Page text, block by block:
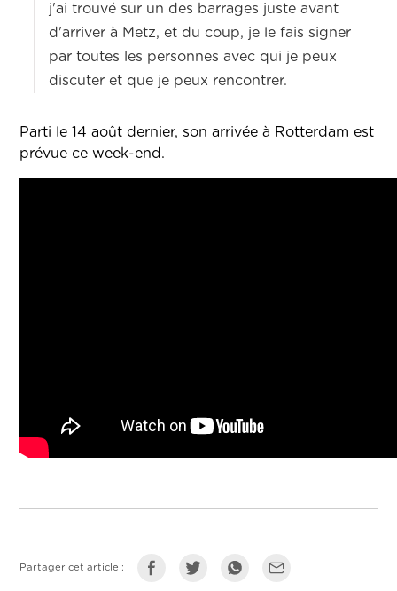
j'ai trouvé sur un des barrages juste avant
d'arriver à Metz, et du coup, je le fais signer
par toutes les personnes avec qui je peux
discuter et que je peux rencontrer.
Parti le 14 août dernier, son arrivée à Rotterdam est
prévue ce week-end.
Partager cet article :